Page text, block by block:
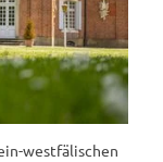
westfälischen